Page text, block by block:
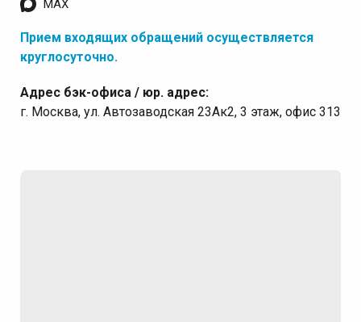
MAX
Прием входящих обращений осуществляется
круглосуточно.
Адрес бэк-офиса / юр. адрес:
г. Москва, ул. Автозаводская 23Ак2, 3 этаж, офис 313